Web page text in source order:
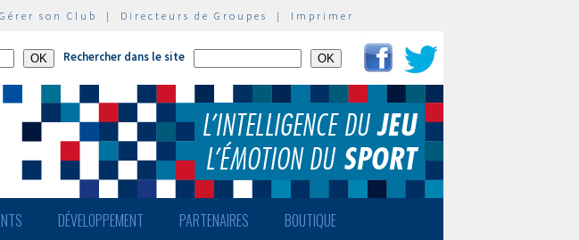
Gérer son Club | Directeurs de Groupes | Imprimer
Rechercher dans le site
DÉVELOPPEMENT PARTENAIRES BOUTIQUE